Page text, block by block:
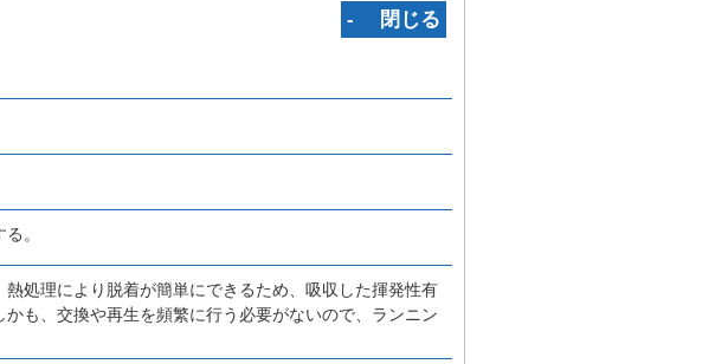
‐ 閉じる
。
処理により脱着が簡単にできるため、吸収した揮発性有
も、交換や再生を頻繁に行う必要がないので、ランニン